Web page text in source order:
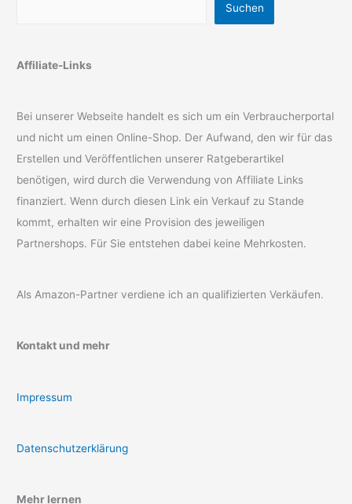
Suchen
Affiliate-Links
Bei unserer Webseite handelt es sich um ein Verbraucherportal
und nicht um einen Online-Shop. Der Aufwand, den wir für das
Erstellen und Veröffentlichen unserer Ratgeberartikel
benötigen, wird durch die Verwendung von Affiliate Links
finanziert. Wenn durch diesen Link ein Verkauf zu Stande
kommt, erhalten wir eine Provision des jeweiligen
Partnershops. Für Sie entstehen dabei keine Mehrkosten.
Als Amazon-Partner verdiene ich an qualifizierten Verkäufen.
Kontakt und mehr
Impressum
Datenschutzerklärung
Mehr lernen